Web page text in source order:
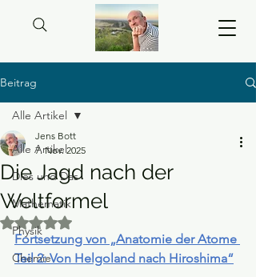
Beitrag
Alle Artikel
Dies und Das
Mathematik
Physik
Chemie
Alle Artikel
Die Jagd nach der
Weltformel
Jens Bott
7. Nov. 2025
Mit NaN von 5 Sternen bewertet.
Fortsetzung von „Anatomie der Atome
Teil 2: Von Helgoland nach Hiroshima“